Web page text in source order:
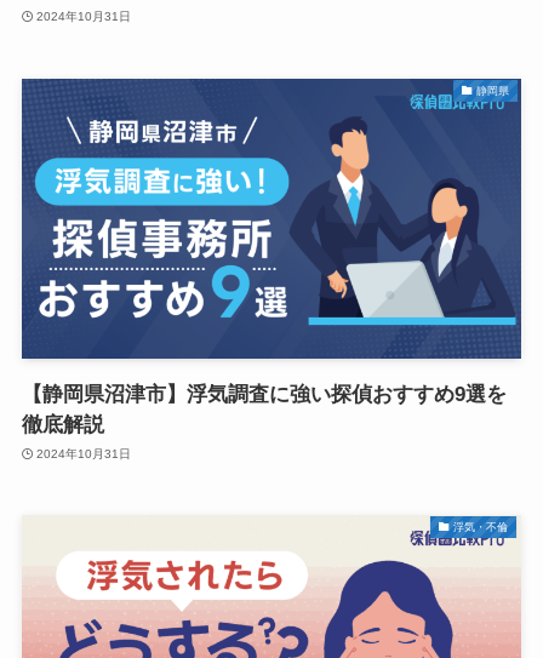
2024年10月31日
静岡県
【静岡県沼津市】浮気調査に強い探偵おすすめ9選を
徹底解説
2024年10月31日
浮気・不倫